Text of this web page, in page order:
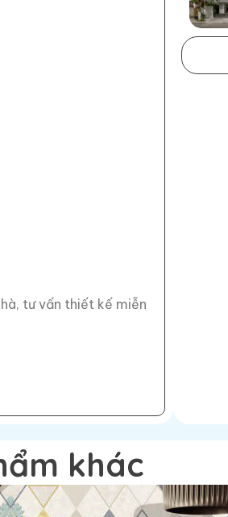
tư vấn thiết kế miễn
khác